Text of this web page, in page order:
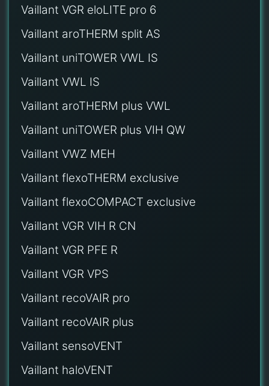
Vaillant VGR eloLITE pro 6
Vaillant aroTHERM split AS
Vaillant uniTOWER VWL IS
Vaillant VWL IS
Vaillant aroTHERM plus VWL
Vaillant uniTOWER plus VIH QW
Vaillant VWZ MEH
Vaillant flexoTHERM exclusive
Vaillant flexoCOMPACT exclusive
Vaillant VGR VIH R CN
Vaillant VGR PFE R
Vaillant VGR VPS
Vaillant recoVAIR pro
Vaillant recoVAIR plus
Vaillant sensoVENT
Vaillant haloVENT